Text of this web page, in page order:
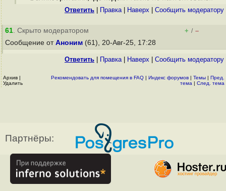
Ответить Правка| Наверх Cообщить модератору
61. Скрыто модератором + / –
Сообщение от Аноним (61), 20-Авг-25, 17:28
Ответить Правка| Наверх Cообщить модератору
Архив |
Удалить
Рекомендовать для помещения в FAQ | Индекс форумов | Темы | Пред.
тема | След. тема
Партнёры: